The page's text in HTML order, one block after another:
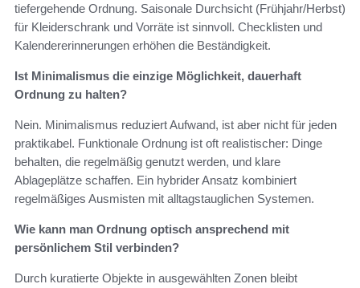
tiefergehende Ordnung. Saisonale Durchsicht (Frühjahr/Herbst)
für Kleiderschrank und Vorräte ist sinnvoll. Checklisten und
Kalendererinnerungen erhöhen die Beständigkeit.
Ist Minimalismus die einzige Möglichkeit, dauerhaft
Ordnung zu halten?
Nein. Minimalismus reduziert Aufwand, ist aber nicht für jeden
praktikabel. Funktionale Ordnung ist oft realistischer: Dinge
behalten, die regelmäßig genutzt werden, und klare
Ablageplätze schaffen. Ein hybrider Ansatz kombiniert
regelmäßiges Ausmisten mit alltagstauglichen Systemen.
Wie kann man Ordnung optisch ansprechend mit
persönlichem Stil verbinden?
Durch kuratierte Objekte in ausgewählten Zonen bleibt